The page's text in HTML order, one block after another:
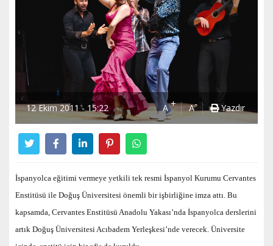
12 Ekim 2011 - 15:22 A+ A- Yazdır
İspanyolca eğitimi vermeye yetkili tek resmi İspanyol Kurumu Cervantes
Enstitüsü ile Doğuş Üniversitesi önemli bir işbirliğine imza attı. Bu
kapsamda, Cervantes Enstitüsü Anadolu Yakası’nda İspanyolca derslerini
artık Doğuş Üniversitesi Acıbadem Yerleşkesi’nde verecek. Üniversite